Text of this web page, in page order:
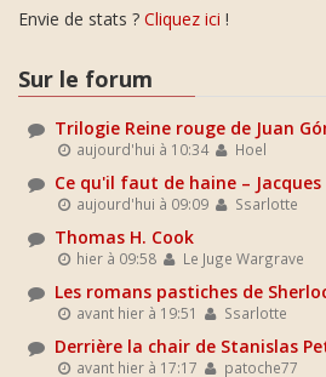
Envie de stats ? Cliquez ici !
Sur le forum
Trilogie Reine rouge de Juan
aujourd'hui à 10:34 Hoel
Ce qu'il faut de haine – Jacques
aujourd'hui à 09:09 Ssarlotte
Thomas H. Cook
hier à 09:58 Le Juge Wargrave
Les romans pastiches de
avant hier à 19:51 Ssarlotte
Derrière la chair de Stanislas
avant hier à 17:17 patoche77